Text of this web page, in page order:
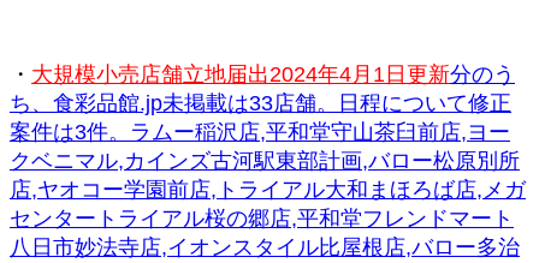
・ 大規模小売店舗立地届出2024年4月1日更新分のう
ち、食彩品館.jp未掲載は33店舗。日程について修正
案件は3件。ラムー稲沢店,平和堂守山茶臼前店,ヨー
クベニマル,カインズ古河駅東部計画,バロー松原別所
店,ヤオコー学園前店,トライアル大和まほろば店,メガ
センタートライアル桜の郷店,平和堂フレンドマート
八日市妙法寺店,イオンスタイル比屋根店,バロー多治